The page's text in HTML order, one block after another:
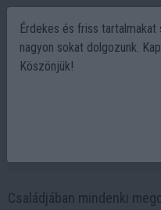
Családjában mindenki
Érdekes és friss
nagyon sokat dolgozunk.
Köszönjük!